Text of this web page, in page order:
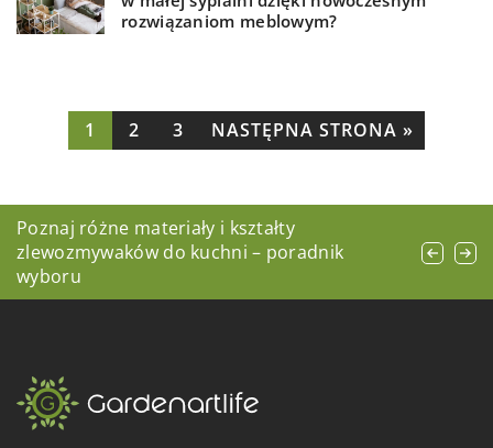
rozwiązaniom meblowym?
1 2 3 NASTĘPNA STRONA »
Wpływ wysokiej jakości zastawy stołowej na
doświadczenie kulinarne gości
Poznaj różne materiały i kształty
zlewozmywaków do kuchni – poradnik
wyboru
Stylowe sposoby na wkomponowanie krzeseł
do wnętrza mieszkania